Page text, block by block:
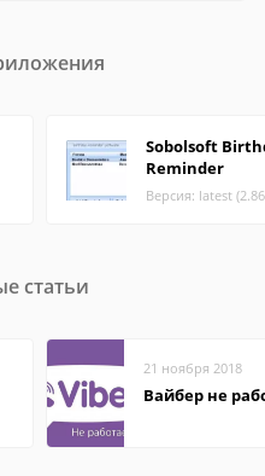
Sobolsoft
Reminder
Версия: latest
статьи
21 ноября 2018
Вайбер не